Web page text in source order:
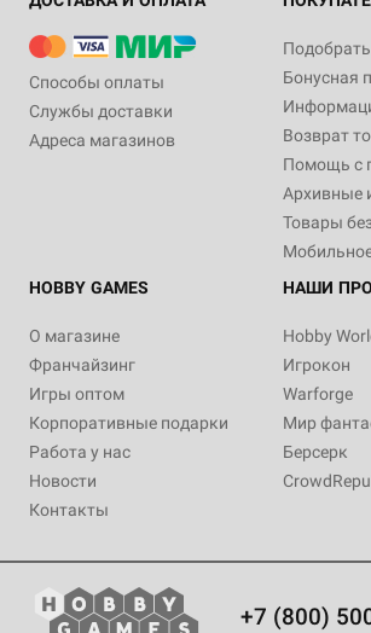
Способы оплаты
Службы доставки
Адреса магазинов
Подобрать
Бонусная
Возврат
Помощь с
Архивные
Товары
HOBBY GAMES
О магазине
Франчайзинг
Игры оптом
Корпоративные подарки
Работа у нас
Новости
Контакты
НАШИ
Hobby
Игрокон
Warforge
Мир
Берсерк
+7 (800)